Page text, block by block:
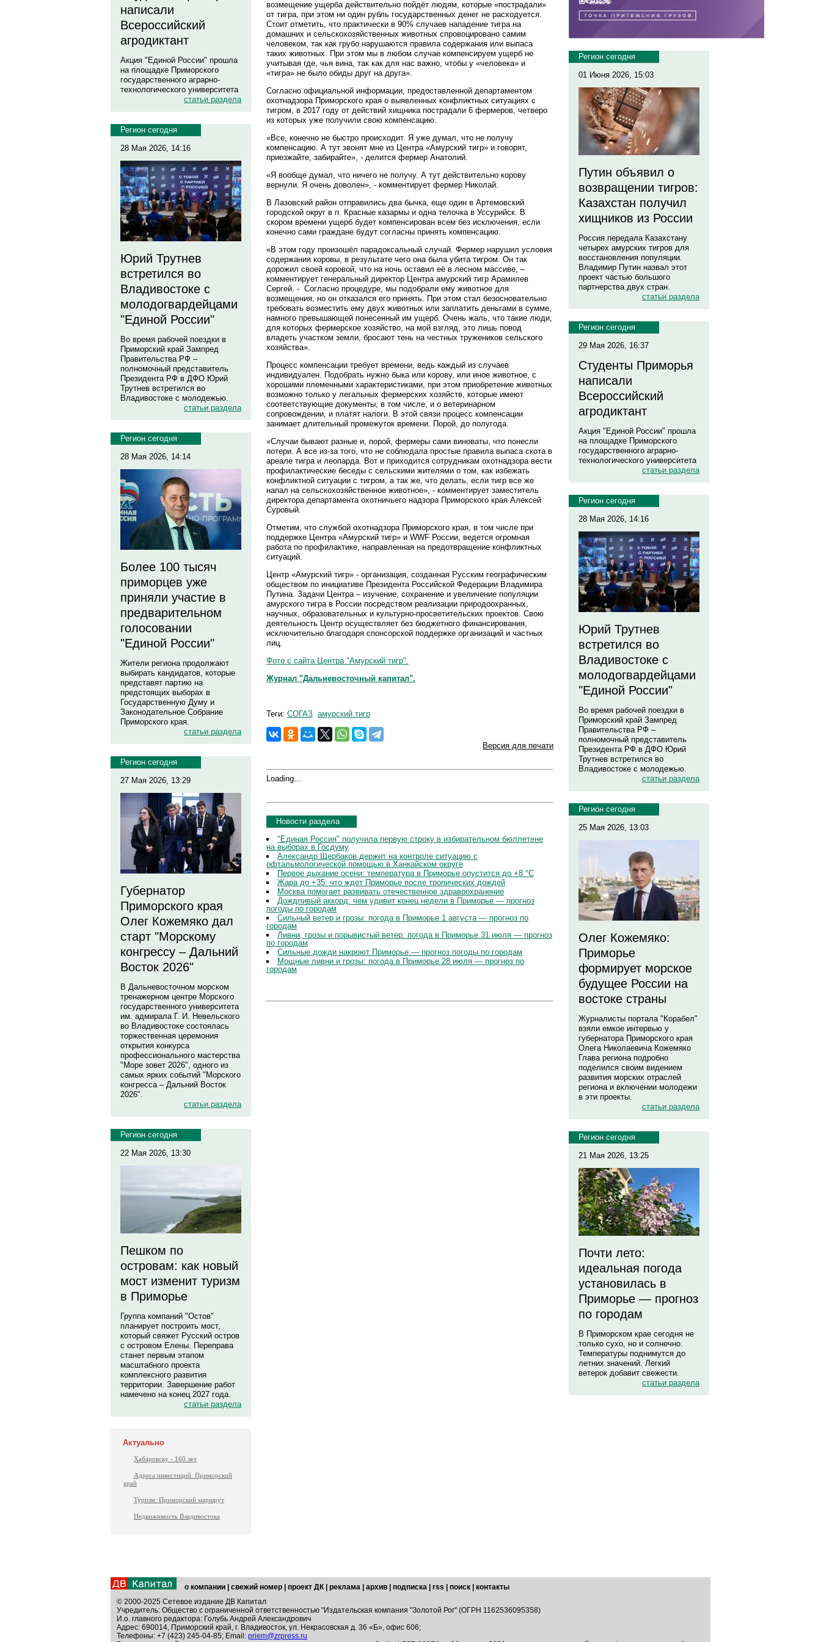
написали
Всероссийский
агродиктант
Акция "Единой России" прошла
на площадке Приморского
государственного аграрно-
технологического университета
статьи раздела
Регион сегодня
28 Мая 2026, 14:16
Юрий Трутнев
встретился во
Владивостоке с
молодогвардейцами
"Единой России"
Во время рабочей поездки в
Приморский край Зампред
Правительства РФ –
полномочный представитель
Президента РФ в ДФО Юрий
Трутнев встретился во
Владивостоке с молодежью.
статьи раздела
Регион сегодня
28 Мая 2026, 14:14
Более 100 тысяч
приморцев уже
приняли участие в
предварительном
голосовании
"Единой России"
Жители региона продолжают
выбирать кандидатов, которые
представят партию на
предстоящих выборах в
Государственную Думу и
Законодательное Собрание
Приморского края.
статьи раздела
Регион сегодня
27 Мая 2026, 13:29
Губернатор
Приморского края
Олег Кожемяко дал
старт "Морскому
конгрессу – Дальний
Восток 2026"
В Дальневосточном морском
тренажерном центре Морского
государственного университета
им. адмирала Г. И. Невельского
во Владивостоке состоялась
торжественная церемония
открытия конкурса
профессионального мастерства
"Море зовет 2026", одного из
самых ярких событий "Морского
конгресса – Дальний Восток
2026".
статьи раздела
Регион сегодня
22 Мая 2026, 13:30
Пешком по
островам: как новый
мост изменит туризм
в Приморье
Группа компаний "Остов"
планирует построить мост,
который свяжет Русский остров
с островом Елены. Переправа
станет первым этапом
масштабного проекта
комплексного развития
территории. Завершение работ
намечено на конец 2027 года.
статьи раздела
Актуально
Хабаровску - 160 лет
Адреса инвестиций. Приморский
край
Туризм: Приморский маршрут
Недвижимость Владивостока
возмещение ущерба действительно пойдёт людям, которые «пострадали»
от тигра, при этом ни один рубль государственных денег не расходуется.
Стоит отметить, что практически в 90% случаев нападение тигра на
домашних и сельскохозяйственных животных спровоцировано самим
человеком, так как грубо нарушаются правила содержания или выпаса
таких животных. При этом мы в любом случае компенсируем ущерб не
учитывая где, чья вина, так как для нас важно, чтобы у «человека» и
«тигра» не было обиды друг на друга».
Согласно официальной информации, предоставленной департаментом
охотнадзора Приморского края о выявленных конфликтных ситуациях с
тигром, в 2017 году от действий хищника пострадали 6 фермеров, четверо
из которых уже получили свою компенсацию.
«Все, конечно не быстро происходит. Я уже думал, что не получу
компенсацию. А тут звонят мне из Центра «Амурский тигр» и говорят,
приезжайте, забирайте», - делится фермер Анатолий.
«Я вообще думал, что ничего не получу. А тут действительно корову
вернули. Я очень доволен», - комментирует фермер Николай.
В Лазовский район отправились два бычка, еще один в Артемовский
городской округ в п. Красные казармы и одна телочка в Уссурийск. В
скором времени ущерб будет компенсирован всем без исключения, если
конечно сами граждане будут согласны принять компенсацию.
«В этом году произошёл парадоксальный случай. Фермер нарушил условия
содержания коровы, в результате чего она была убита тигром. Он так
дорожил своей коровой, что на ночь оставил её в лесном массиве, –
комментирует генеральный директор Центра амурский тигр Арамилев
Сергей. - Согласно процедуре, мы подобрали ему животное для
возмещения, но он отказался его принять. При этом стал безосновательно
требовать возместить ему двух животных или заплатить деньгами в сумме,
намного превышающей понесенный им ущерб. Очень жаль, что такие люди,
для которых фермерское хозяйство, на мой взгляд, это лишь повод
владеть участком земли, бросают тень на честных тружеников сельского
хозяйства».
Процесс компенсации требует времени, ведь каждый из случаев
индивидуален. Подобрать нужно быка или корову, или иное животное, с
хорошими племенными характеристиками, при этом приобретение животных
возможно только у легальных фермерских хозяйств, которые имеют
соответствующие документы, в том числе, и о ветеринарном
сопровождении, и платят налоги. В этой связи процесс компенсации
занимает длительный промежуток времени. Порой, до полугода.
«Случаи бывают разные и, порой, фермеры сами виноваты, что понесли
потери. А все из-за того, что не соблюдала простые правила выпаса скота в
ареале тигра и леопарда. Вот и приходится сотрудникам охотнадзора вести
профилактические беседы с сельскими жителями о том, как избежать
конфликтной ситуации с тигром, а так же, что делать, если тигр все же
напал на сельскохозяйственное животное», - комментирует заместитель
директора департамента охотничьего надзора Приморского края Алексей
Суровый.
Отметим, что службой охотнадзора Приморского края, в том числе при
поддержке Центра «Амурский тигр» и WWF России, ведется огромная
работа по профилактике, направленная на предотвращение конфликтных
ситуаций.
Центр «Амурский тигр» - организация, созданная Русским географическим
обществом по инициативе Президента Российской Федерации Владимира
Путина. Задачи Центра – изучение, сохранение и увеличение популяции
амурского тигра в России посредством реализации природоохранных,
научных, образовательных и культурно-просветительских проектов. Свою
деятельность Центр осуществляет без бюджетного финансирования,
исключительно благодаря спонсорской поддержке организаций и частных
лиц.
Фото с сайта Центра "Амурский тигр".
Журнал "Дальневосточный капитал".
Теги: СОГАЗ амурский тигр
Версия для печати
Loading...
Новости раздела
"Единая Россия" получила первую строку в избирательном бюллетене
на выборах в Госдуму
Александр Щербаков держит на контроле ситуацию с
офтальмологической помощью в Ханкайском округе
Первое дыхание осени: температура в Приморье опустится до +8 °C
Жара до +35: что ждет Приморье после тропических дождей
Москва помогает развивать отечественное здравоохранение
Дождливый аккорд: чем удивит конец недели в Приморье — прогноз
погоды по городам
Сильный ветер и грозы: погода в Приморье 1 августа — прогноз по
городам
Ливни, грозы и порывистый ветер: погода в Приморье 31 июля — прогноз
по городам
Сильные дожди накроют Приморье — прогноз погоды по городам
Мощные ливни и грозы: погода в Приморье 28 июля — прогноз по
городам
Регион сегодня
01 Июня 2026, 15:03
Путин объявил о
возвращении тигров:
Казахстан получил
хищников из России
Россия передала Казахстану
четырех амурских тигров для
восстановления популяции.
Владимир Путин назвал этот
проект частью большого
партнерства двух стран.
статьи раздела
Регион сегодня
29 Мая 2026, 16:37
Студенты Приморья
написали
Всероссийский
агродиктант
Акция "Единой России" прошла
на площадке Приморского
государственного аграрно-
технологического университета
статьи раздела
Регион сегодня
28 Мая 2026, 14:16
Юрий Трутнев
встретился во
Владивостоке с
молодогвардейцами
"Единой России"
Во время рабочей поездки в
Приморский край Зампред
Правительства РФ –
полномочный представитель
Президента РФ в ДФО Юрий
Трутнев встретился во
Владивостоке с молодежью.
статьи раздела
Регион сегодня
25 Мая 2026, 13:03
Олег Кожемяко:
Приморье
формирует морское
будущее России на
востоке страны
Журналисты портала "Корабел"
взяли емкое интервью у
губернатора Приморского края
Олега Николаевича Кожемяко
Глава региона подробно
поделился своим видением
развития морских отраслей
региона и включении молодежи
в эти проекты.
статьи раздела
Регион сегодня
21 Мая 2026, 13:25
Почти лето:
идеальная погода
установилась в
Приморье — прогноз
по городам
В Приморском крае сегодня не
только сухо, но и солнечно.
Температуры поднимутся до
летних значений. Легкий
ветерок добавит свежести.
статьи раздела
о компании свежий номер проект ДК реклама архив подписка rss поиск
контакты
© 2000-2025 Сетевое издание ДВ Капитал
Учредитель: Общество с ограниченной ответственностью "Издательская компания "Золотой Рог" (ОГРН 1162536095358)
И.о. главного редактора: Голубь Андрей Александрович
Адрес: 690014, Приморский край, г. Владивосток, ул. Некрасовская д. 36 «Б», офис 606;
Телефоны: +7 (423) 245-04-85; Email: priem@zrpress.ru